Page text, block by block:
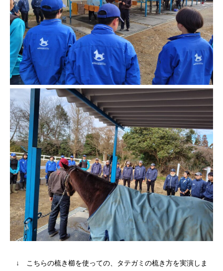
↓ こちらの梳き櫛を使っての、タテガミの梳き方を実演しま